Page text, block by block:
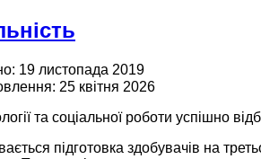
19 листопада 2019
25 квітня 2026
та соціальної роботи успішно
підготовка здобувачів на